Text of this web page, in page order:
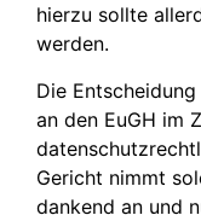
hierzu sollte
werden.
Die
an den EuGH im
Gericht nimmt
dankend an und